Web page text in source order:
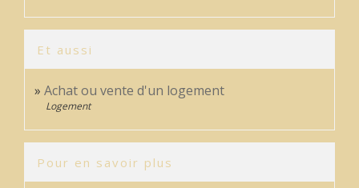
Et aussi
Achat ou vente d'un logement
Logement
Pour en savoir plus